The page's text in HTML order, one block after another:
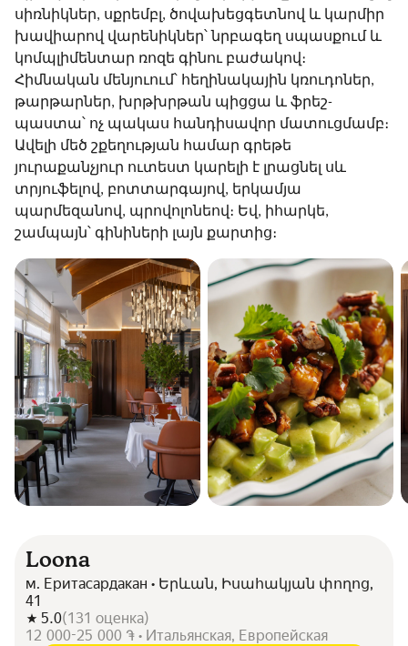
սիռնիկներ, սքրեմբլ, ծովախեցգետնով և կարմիր
խավիարով վարենիկներ՝ նրբագեղ սպասքում և
կոմպլիմենտար ռոզե գինու բաժակով։
Հիմնական մենյուում՝ հեղինակային կռուդոներ,
թարթարներ, խրթխրթան պիցցա և ֆրեշ-
պաստա՝ ոչ պակաս հանդիսավոր մատուցմամբ։
Ավելի մեծ շքեղության համար գրեթե
յուրաքանչյուր ուտեստ կարելի է լրացնել սև
տրյուֆելով, բոտտարգայով, երկամյա
պարմեզանով, պրովոլոնեով։ Եվ, իհարկե,
շամպայն՝ գինիների լայն քարտից։
Loona
м. Еритасардакан • Երևան, Իսահակյան փողոց,
41
5.0(131 оценка)
12 000-25 000 ֏ • Итальянская, Европейская